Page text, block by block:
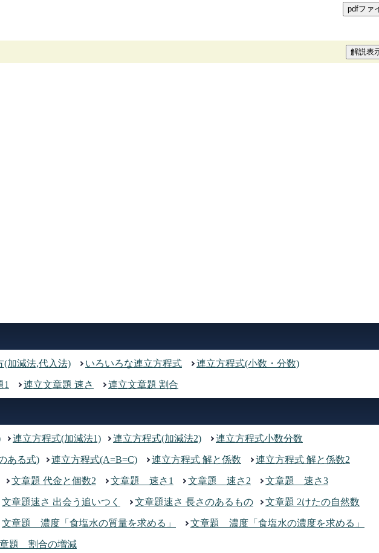
pdfファ
解説表
(加減法,代入法) いろいろな連立方程式 連立方程式(小数・分数)
1 連立文章題 速さ 連立文章題 割合
連立方程式(加減法1) 連立方程式(加減法2) 連立方程式小数分数
ある式) 連立方程式(A=B=C) 連立方程式 解と係数 連立方程式 解と係数2
文章題 代金と個数2 文章題 速さ1 文章題 速さ2 文章題 速さ3
文章題速さ 出会う追いつく 文章題速さ 長さのあるもの 文章題 2けたの自然数
文章題 濃度「食塩水の質量を求める」 文章題 濃度「食塩水の濃度を求める」
題 割合の増減